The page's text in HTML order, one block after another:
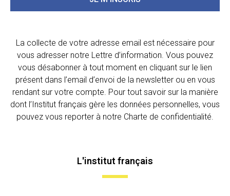
La collecte de votre adresse email est nécessaire pour
vous adresser notre Lettre d’information. Vous pouvez
vous désabonner à tout moment en cliquant sur le lien
présent dans l’email d’envoi de la newsletter ou en vous
rendant sur votre compte. Pour tout savoir sur la manière
dont l’Institut français gère les données personnelles, vous
pouvez vous reporter à notre Charte de confidentialité.
L'institut français